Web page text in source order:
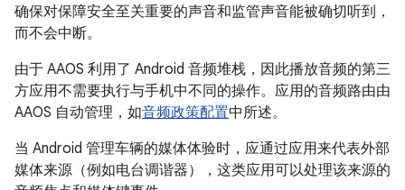
确保对保障安全至关重要的声音和监管声音能被确切听到，
而不会中断。
由于 AAOS 利用了 Android 音频堆栈，因此播放音频的第三
方应用不需要执行与手机中不同的操作。应用的音频路由由
AAOS 自动管理，如音频政策配置中所述。
当 Android 管理车辆的媒体体验时，应通过应用来代表外部
媒体来源（例如电台调谐器），这类应用可以处理该来源的